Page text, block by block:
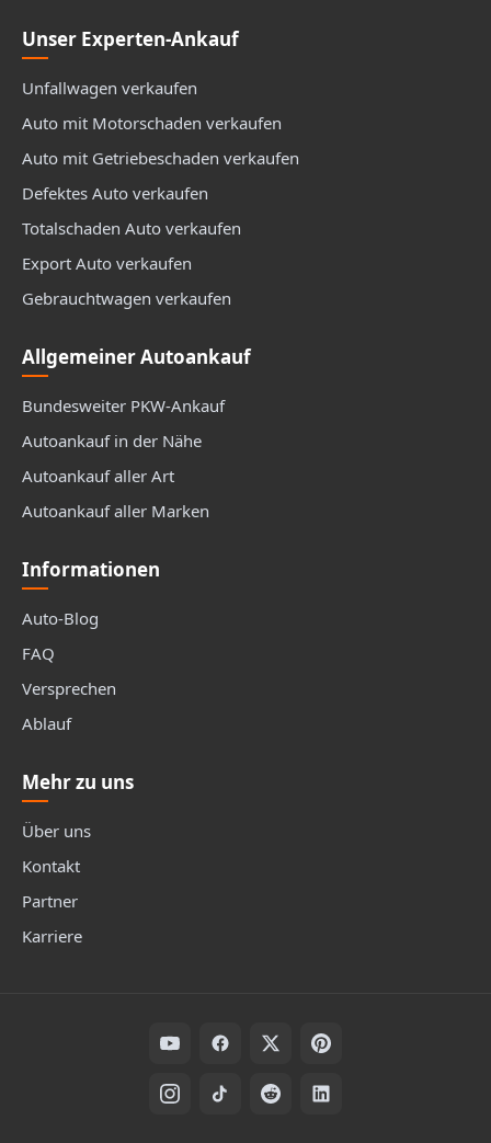
Unser Experten-Ankauf
Unfallwagen verkaufen
Auto mit Motorschaden verkaufen
Auto mit Getriebeschaden verkaufen
Defektes Auto verkaufen
Totalschaden Auto verkaufen
Export Auto verkaufen
Gebrauchtwagen verkaufen
Allgemeiner Autoankauf
Bundesweiter PKW-Ankauf
Autoankauf in der Nähe
Autoankauf aller Art
Autoankauf aller Marken
Informationen
Auto-Blog
FAQ
Versprechen
Ablauf
Mehr zu uns
Über uns
Kontakt
Partner
Karriere
Folge uns auf Social Media